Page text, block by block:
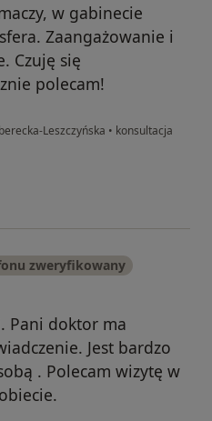
w gabinecie
Zaangażowanie i
Czuję się
polecam!
Leszczyńska • konsultacja
zweryfikowany
Pani doktor ma
Jest bardzo
. Polecam wizytę w